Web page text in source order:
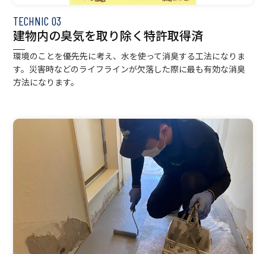
TECHNIC 03
建物内の臭気を取り除く特許取得済
環境のことを優先先に考え、水を使って消臭する工法になりま
す。災害時などのライフラインが欠落した際に最も有効な消臭
方法になります。